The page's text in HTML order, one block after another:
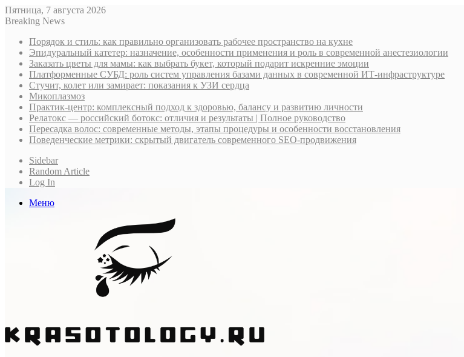
Пятница, 7 августа 2026
Breaking News
Порядок и стиль: как правильно организовать рабочее пространство на кухне
Эпидуральный катетер: назначение, особенности применения и роль в современной анестезиологии
Заказать цветы для мамы: как выбрать букет, который подарит искренние эмоции
Платформенные СУБД: роль систем управления базами данных в современной ИТ-инфраструктуре
Стучит, колет или замирает: показания к УЗИ сердца
Микоплазмоз
Практик-центр: комплексный подход к здоровью, балансу и развитию личности
Релатокс — российский ботокс: отличия и результаты | Полное руководство
Пересадка волос: современные методы, этапы процедуры и особенности восстановления
Поведенческие метрики: скрытый двигатель современного SEO-продвижения
Sidebar
Random Article
Log In
Меню